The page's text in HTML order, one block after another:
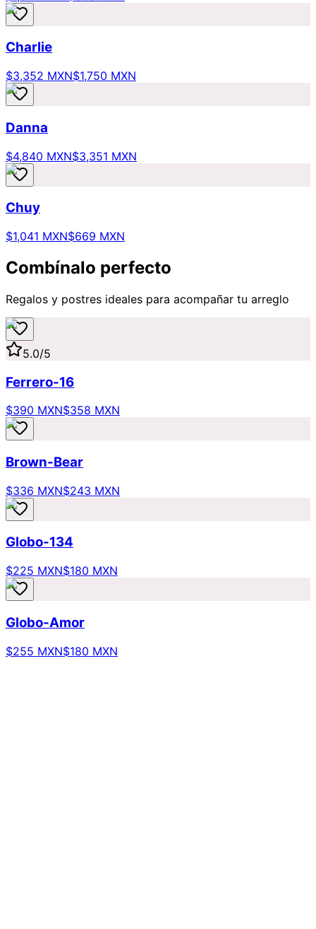
Charlie
$3,352 MXN$1,750 MXN
Danna
$4,840 MXN$3,351 MXN
Chuy
$1,041 MXN$669 MXN
Combínalo perfecto
Regalos y postres ideales para acompañar tu arreglo
5.0/5
Ferrero-16
$390 MXN$358 MXN
Brown-Bear
$336 MXN$243 MXN
Globo-134
$225 MXN$180 MXN
Globo-Amor
$255 MXN$180 MXN